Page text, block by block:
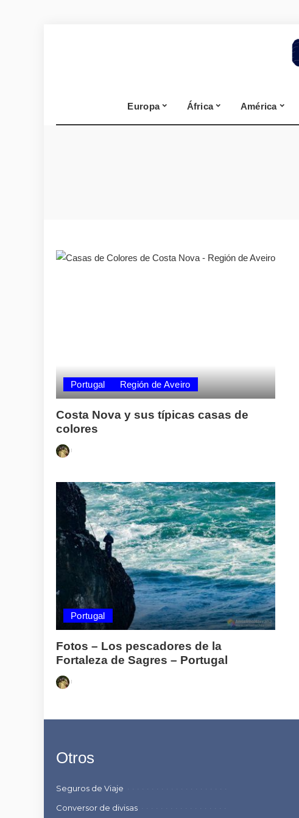
Europa África América
Portugal Región de Aveiro
Costa Nova y sus típicas casas de
colores
Posted
Portugal
Fotos – Los pescadores de la
Fortaleza de Sagres – Portugal
Posted
Otros
Seguros de Viaje
Conversor de divisas